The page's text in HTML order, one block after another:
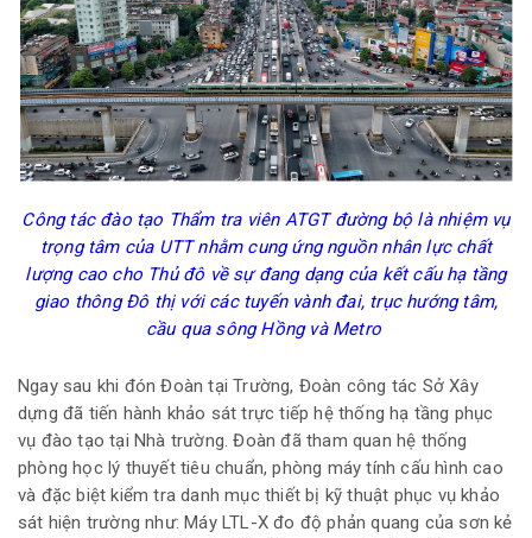
Công tác đào tạo Thẩm tra viên ATGT đường bộ là nhiệm vụ
trọng tâm của UTT nhằm cung ứng nguồn nhân lực chất
lượng cao cho Thủ đô về sự đang dạng của kết cấu hạ tầng
giao thông Đô thị với các tuyến vành đai, trục hướng tâm,
cầu qua sông Hồng và Metro
Ngay sau khi đón Đoàn tại Trường, Đoàn công tác Sở Xây
dựng đã tiến hành khảo sát trực tiếp hệ thống hạ tầng phục
vụ đào tạo tại Nhà trường. Đoàn đã tham quan hệ thống
phòng học lý thuyết tiêu chuẩn, phòng máy tính cấu hình cao
và đặc biệt kiểm tra danh mục thiết bị kỹ thuật phục vụ khảo
sát hiện trường như: Máy LTL-X đo độ phản quang của sơn kẻ